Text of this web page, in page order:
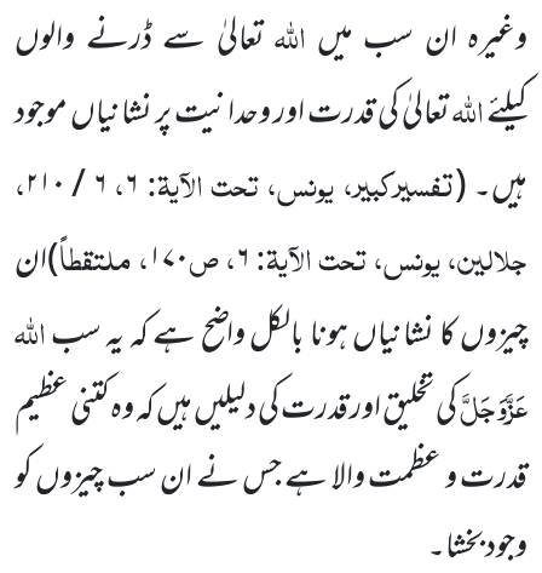
وغیرہ ان سب میں اللہتعالیٰ سے ڈرنے والوں
کیلئےاللہتعالیٰ کی قدرت اور وحدانیت پر نشانیاں موجود
ہیں۔ (تفسیرکبیر، یونس، تحت الآیۃ: ۶،۶ / ۲۱۰
،
جلالین، یونس، تحت الآیۃ:۶، ص۱۷۰، ملتقطاً)ان
چیزوں کا نشانیاں ہونا بالکل واضح ہے کہ یہ سباللہ
عَزَّوَجَلَّکی تخلیق اور قدرت کی دلیلیں ہیں کہ وہ کتنی عظیم
قدرت و عظمت والا ہے جس نے ان سب چیزوں کو
وجود بخشا۔